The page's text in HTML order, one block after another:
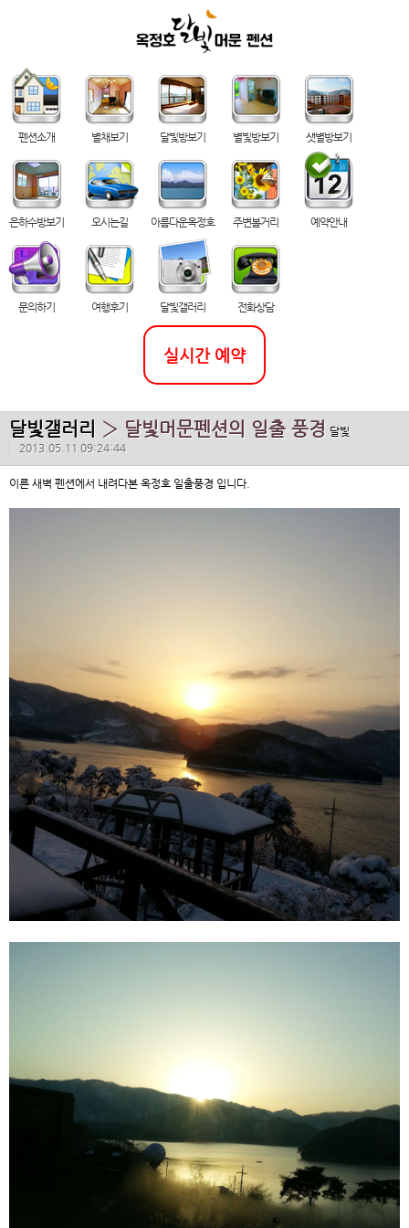
펜션소개 별채보기 달빛방보기 별빛방보기 샛별방보기
은하수방보기 오시는길 아름다운옥정호 주변볼거리 예약안내
문의하기 여행후기 달빛갤러리 전화상담
실시간 예약
달빛갤러리 › 달빛머문펜션의 일출 풍경 달빛
2013.05.11 09:24:44
이른 새벽 펜션에서 내려다본 옥정호 일출풍경 입니다.